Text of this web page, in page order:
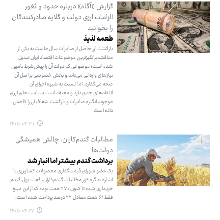
گزارش «آگاه» درباره حدود و ثغور
الزامات ارزی دولت و گلایه صادرکنندگان
را بخوانید
طعمه لذیذ
بازگشت ارز حاصل از صادرات سال‌هاست به یکی از
مناقشه‌برانگیزترین موضوعات اقتصاد ایران تبدیل
شده است؛ موضوعی که دولت آن را پیش‌شرط تامین
نیازهای وارداتی می‌داند و بخش خصوصی بر اصل آن
صحه می‌گذارد، اما نسبت به شیوه اجرای آن
انتقادهای جدی دارد و معتقد است سیاست‌های ارزی
موجود، انگیزه صادرات و بازگشت شفاف ارز را کاهش
داده است.
۱۴۰۵.۰۴.۳۰
مطالبات گندم‌کاران، چالش همیشگی
دولت‌ها
برداشت گندم بیشتر اما انبار شد
یک عضو شورای قیمت‌گذاری محصولات کشاورزی با
اشاره به گره کور مطالبات گندم‌کاران، گفت: پول گندم
خریداری شده تا کنون ۲۷۰ همت بوده که از این مبلغ
فقط ۶۱ همت معادل ۲۲ درصد پرداخت شده است.
۱۴۰۵.۰۴.۲۷